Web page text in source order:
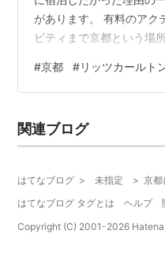
があります。 有料のアク
ビティまで京都という場
な感じですが状況により
ホテルにメールで希望を
ていると思われるので宿
わせるのが良いかと思わ
#京都 #リッツカールト
関連ブログ
はてなブログ > 未指定 > 京都
はてなブログ タグとは
ヘルプ
Copyright (C) 2001-2026